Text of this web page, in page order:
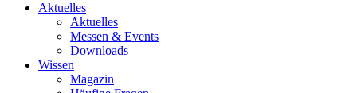
Aktuelles
Aktuelles
Messen & Events
Downloads
Wissen
Magazin